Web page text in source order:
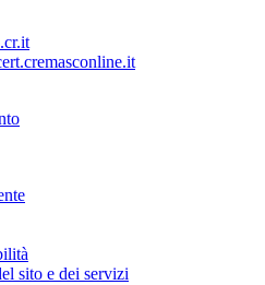
sito e dei servizi